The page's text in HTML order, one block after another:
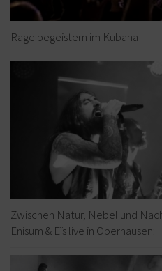
Rage begeistern im Kubana
Zwischen Natur, Nebel und
Enisum & Eïs live in Oberhausen: